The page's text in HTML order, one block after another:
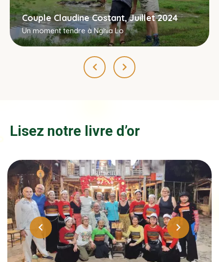
Couple Claudine Costant, Juillet 2024
Un moment tendre à Nghia Lo
Lisez notre livre d’or